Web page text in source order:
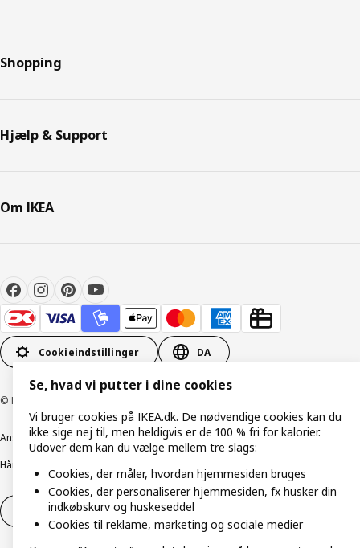
Shopping
Hjælp & Support
Om IKEA
Cookieindstillinger DA
© Inter IKEA Systems B.V. 1999-2026
Ansvarlig rapporteringCookiepolitikDigital tilgængelighed
Håndtering af persondata
Fortryd dit køb Fortryd dit køb af service
Se, hvad vi putter i dine cookies
Vi bruger cookies på IKEA.dk. De nødvendige cookies kan du
ikke sige nej til, men heldigvis er de 100 % fri for kalorier.
Udover dem kan du vælge mellem tre slags:
Cookies, der måler, hvordan hjemmesiden bruges
Cookies, der personaliserer hjemmesiden, fx husker din
indkøbskurv og huskeseddel
Cookies til reklame, marketing og sociale medier